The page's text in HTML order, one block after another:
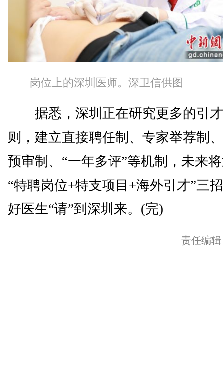
岗位上的深圳医师。深卫信供图
据悉，深圳正在研究更多的引
则，建立直接聘任制、专家举荐制
预审制、“一年多评”等机制，未来
“特聘岗位+特支项目+海外引才”三
好医生“请”到深圳来。(完)
责任编